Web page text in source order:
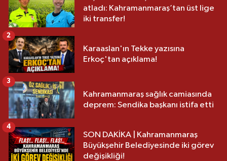
atladı: Kahramanmaraş’tan üst lige
iki transfer!
Karaaslan'ın Tekke yazısına
Erkoç'tan açıklama!
2
Kahramanmaraş sağlık camiasında
deprem: Sendika başkanı istifa etti
3
SON DAKİKA | Kahramanmaraş
Büyükşehir Belediyesinde iki görev
değişikliği!
4